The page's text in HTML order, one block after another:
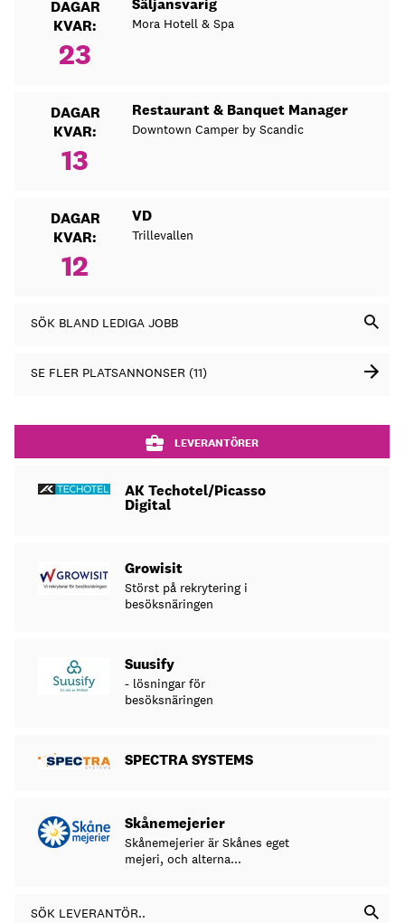
DAGAR
KVAR:
23
Säljansvarig
Mora Hotell & Spa
DAGAR
KVAR:
13
Restaurant & Banquet Manager
Downtown Camper by Scandic
DAGAR
KVAR:
12
VD
Trillevallen
SÖK BLAND LEDIGA JOBB
SE FLER PLATSANNONSER (11)
LEVERANTÖRER
AK Techotel/Picasso
Digital
Growisit
Störst på rekrytering i
besöksnäringen
Suusify
- lösningar för
besöksnäringen
SPECTRA SYSTEMS
Skånemejerier
Skånemejerier är Skånes eget
mejeri, och alterna...
SÖK LEVERANTÖR..